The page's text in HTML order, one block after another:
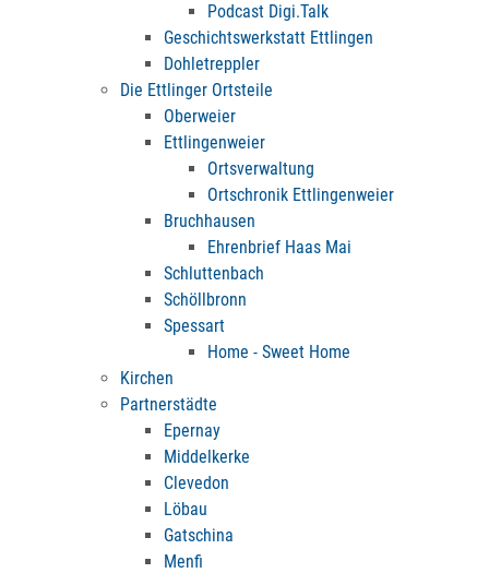
Podcast Digi.Talk
Geschichtswerkstatt Ettlingen
Dohletreppler
Die Ettlinger Ortsteile
Oberweier
Ettlingenweier
Ortsverwaltung
Ortschronik Ettlingenweier
Bruchhausen
Ehrenbrief Haas Mai
Schluttenbach
Schöllbronn
Spessart
Home - Sweet Home
Kirchen
Partnerstädte
Epernay
Middelkerke
Clevedon
Löbau
Gatschina
Menfi